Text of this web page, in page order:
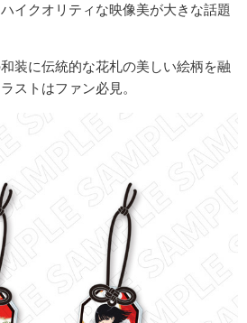
イクオリティな映像美が大きな話題
装に伝統的な花札の美しい絵柄を融
ストはファン必見。